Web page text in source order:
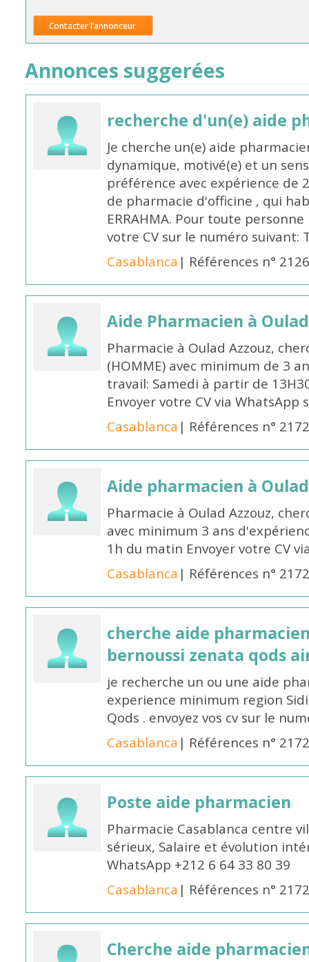
Contacter l’annonceur
Annonces suggerées
recherche d'un(e) aide
Je cherche un(e) aide
dynamique, motivé(e) et un
préférence avec expérience de
de pharmacie d'officine , qui
ERRAHMA. Pour toute
votre CV sur le numéro suivant:
Casablanca | Références n°
Aide Pharmacien à
Pharmacie à Oulad Azzouz,
(HOMME) avec minimum de 3
travail: Samedi à partir de
Envoyer votre CV via WhatsApp
Casablanca | Références n°
Aide pharmacien à
Pharmacie à Oulad Azzouz,
avec minimum 3 ans
1h du matin Envoyer votre CV
Casablanca | Références n°
cherche aide
bernoussi zenata qods
je recherche un ou une aide
experience minimum region
Qods . envoyez vos cv sur le
Casablanca | Références n°
Poste aide pharmacien
Pharmacie Casablanca centre
sérieux, Salaire et évolution
WhatsApp +212 6 64 33 80 39
Casablanca | Références n°
Cherche aide